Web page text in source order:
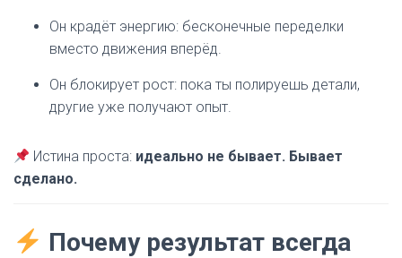
Он крадёт энергию: бесконечные переделки
вместо движения вперёд.
Он блокирует рост: пока ты полируешь детали,
другие уже получают опыт.
Истина проста: идеально не бывает. Бывает
сделано.
Почему результат всегда